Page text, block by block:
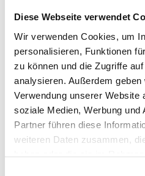
Diese Webseite verwendet
Wir verwenden Cookies, um
personalisieren, Funktionen
zu können und die Zugriffe
analysieren. Außerdem
Verwendung unserer Website
soziale Medien, Werbung und
Partner führen diese
weiteren Daten zusammen,
Personalausweis des
(Bei Zulassung durch Dritte:
Download auf der Startseite
Personalausweis / Reisepass